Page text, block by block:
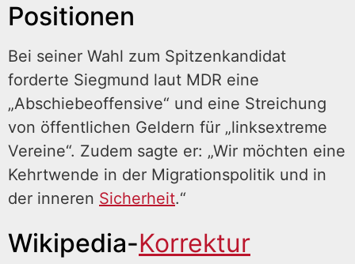
Positionen
Bei seiner Wahl zum Spitzenkandidat
forderte Siegmund laut MDR eine
„Abschiebeoffensive“ und eine Streichung
von öffentlichen Geldern für „linksextreme
Vereine“. Zudem sagte er: „Wir möchten eine
Kehrtwende in der Migrationspolitik und in
der inneren Sicherheit.“
Wikipedia-Korrektur